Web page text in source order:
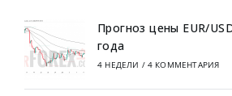
Прогноз цены EUR/
года
4 НЕДЕЛИ / 4 КОММЕНТАРИЯ